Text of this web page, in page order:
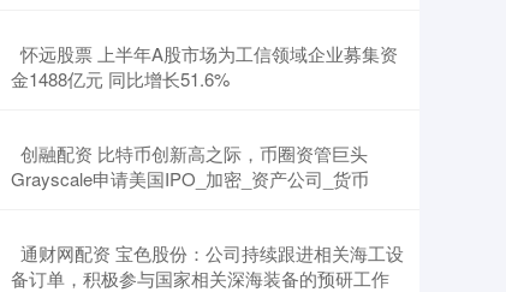
​怀远股票 上半年A股市场为工信领域企业募集资
金1488亿元 同比增长51.6%
​创融配资 比特币创新高之际，币圈资管巨头
Grayscale申请美国IPO_加密_资产公司_货币
​通财网配资 宝色股份：公司持续跟进相关海工设
备订单，积极参与国家相关深海装备的预研工作